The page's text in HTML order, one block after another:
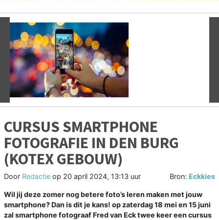
Vorige
CURSUS SMARTPHONE
FOTOGRAFIE IN DEN BURG
(KOTEX GEBOUW)
Door Redactie op 20 april 2024, 13:13 uur Bron: Eckkies
Wil jij deze zomer nog betere foto’s leren maken met jouw
smartphone? Dan is dit je kans! op zaterdag 18 mei en 15 juni
zal smartphone fotograaf Fred van Eck twee keer een cursus